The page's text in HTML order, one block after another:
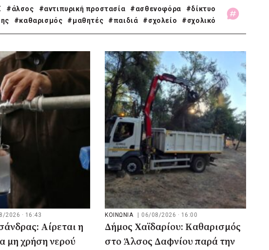
#άλσος #αντιπυρική προστασία #ασθενοφόρα
#δίκτυο
#καθαρισμός #μαθητές #παιδιά #σχολείο #σχολικό
2026 · 16:43
Αίρεται η
μη χρήση νερού
ΚΟΙΝΩΝΙΑ 06/08/2026 · 16:00
Δήμος Χαϊδαρίου: Καθαρισμός
στο Άλσος Δαφνίου παρά την